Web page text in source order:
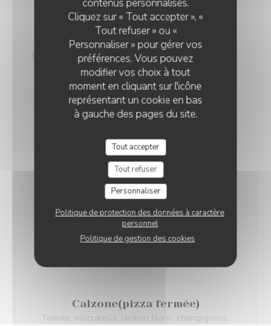
contenus personnalisés.
Cliquez sur « Tout accepter », «
Tout refuser » ou «
Personnaliser » pour gérer vos
préférences. Vous pouvez
modifier vos choix à tout
moment en cliquant sur l'icône
représentant un cookie en bas
à gauche des pages du site.
Tout accepter
Tout refuser
Personnaliser
Politique de protection des données à caractère
personnel
Politique de gestion des cookies
Lupin
Base crème, mozzarella, émincés poulet, champignon,
livarot, origan
16,30 EUR
Tomate, mozzarella Di Bufala, roquette, copeaux de
parmesan, origan
14,60 EUR
Océane
Crème fraîche, mozzarella, saumon fumé maison,
origan
Calzone(pizza fermée)
Tomate, mozzarella, jambon blanc, champignons,